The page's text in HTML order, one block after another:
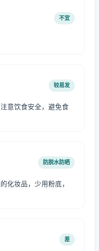
不宜
较易发
意饮食安全，避免食
防脱水防晒
化妆品，少用粉底，
差